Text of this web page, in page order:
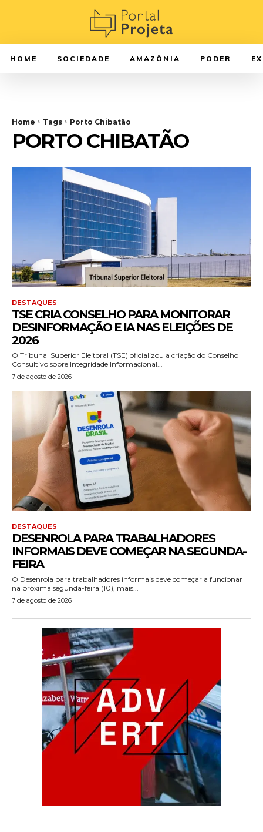
HOME SOCIEDADE AMAZÔNIA PODER
Home Tags Porto Chibatão
PORTO CHIBATÃO
DESTAQUES
TSE CRIA CONSELHO PARA MONITORAR
DESINFORMAÇÃO E IA NAS ELEIÇÕES DE
2026
O Tribunal Superior Eleitoral (TSE) oficializou a criação do Conselho
Consultivo sobre Integridade Informacional...
7 de agosto de 2026
DESTAQUES
DESENROLA PARA TRABALHADORES
INFORMAIS DEVE COMEÇAR NA SEGUNDA-
FEIRA
O Desenrola para trabalhadores informais deve começar a funcionar
na próxima segunda-feira (10), mais...
7 de agosto de 2026